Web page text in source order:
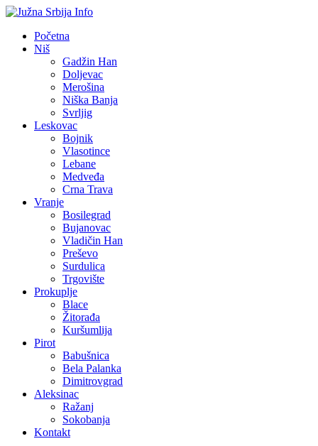
Početna
Niš
Gadžin Han
Doljevac
Merošina
Niška Banja
Svrljig
Leskovac
Bojnik
Vlasotince
Lebane
Medveđa
Crna Trava
Vranje
Bosilegrad
Bujanovac
Vladičin Han
Preševo
Surdulica
Trgovište
Prokuplje
Blace
Žitorađa
Kuršumlija
Pirot
Babušnica
Bela Palanka
Dimitrovgrad
Aleksinac
Ražanj
Sokobanja
Kontakt